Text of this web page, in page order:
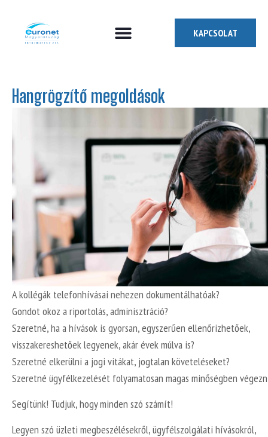
KAPCSOLAT
Hangrögzítő megoldások
A kollégák telefonhívásai nehezen dokumentálhatóak?
Gondot okoz a riportolás, adminisztráció?
Szeretné, ha a hívások is gyorsan, egyszerűen ellenőrizhetőek,
visszakereshetőek legyenek, akár évek múlva is?
Szeretné elkerülni a jogi vitákat, jogtalan követeléseket?
Szeretné ügyfélkezelését folyamatosan magas minőségben
Segítünk! Tudjuk, hogy minden szó számít!
Legyen szó üzleti megbeszélésekről, ügyfélszolgálati hívásokról,